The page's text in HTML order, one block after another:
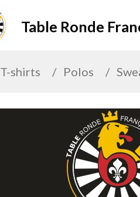
Table Ronde
T-shirts Polos